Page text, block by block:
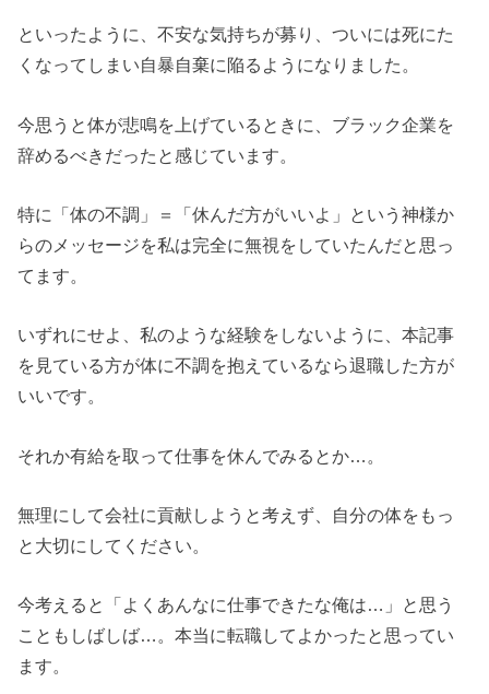
といったように、不安な気持ちが募り、ついには死にた
くなってしまい自暴自棄に陥るようになりました。
今思うと体が悲鳴を上げているときに、ブラック企業を
辞めるべきだったと感じています。
特に「体の不調」＝「休んだ方がいいよ」という神様か
らのメッセージを私は完全に無視をしていたんだと思っ
てます。
いずれにせよ、私のような経験をしないように、本記事
を見ている方が体に不調を抱えているなら退職した方が
いいです。
それか有給を取って仕事を休んでみるとか…。
無理にして会社に貢献しようと考えず、自分の体をもっ
と大切にしてください。
今考えると「よくあんなに仕事できたな俺は…」と思う
こともしばしば…。本当に転職してよかったと思ってい
ます。